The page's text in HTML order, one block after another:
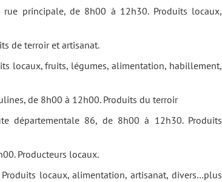
principale, de 8h00 à 12h30. Produits locaux,
de terroir et artisanat.
locaux, fruits, légumes, alimentation, habillement,
de 8h00 à 12h00. Produits du terroir
départementale 86, de 8h00 à 12h30. Produits
Producteurs locaux.
locaux, alimentation, artisanat, divers…plus